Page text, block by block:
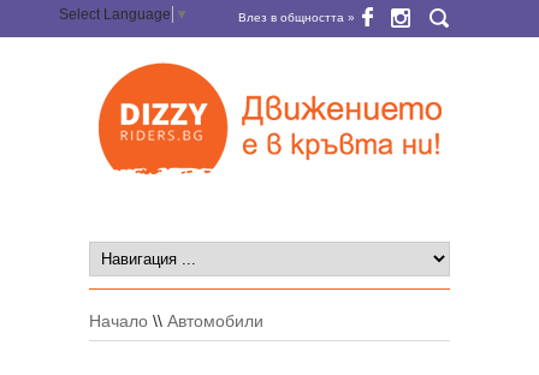
Select Language ▼ Влез в общността »
Начало \\ Автомобили